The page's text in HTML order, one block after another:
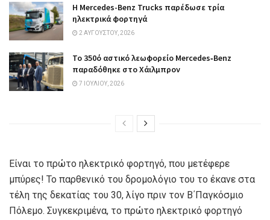
Η Mercedes-Benz Trucks παρέδωσε τρία
ηλεκτρικά φορτηγά
2 ΑΥΓΟΎΣΤΟΥ, 2026
Το 350ό αστικό λεωφορείο Mercedes‑Benz
παραδόθηκε στο Χάιλμπρον
7 ΙΟΥΛΊΟΥ, 2026
Είναι το πρώτο ηλεκτρικό φορτηγό, που μετέφερε
μπύρες! Το παρθενικό του δρομολόγιο του το έκανε στα
τέλη της δεκατίας του 30, λίγο πριν τον Β΄Παγκόσμιο
Πόλεμο. Συγκεκριμένα, το πρώτο ηλεκτρικό φορτηγό